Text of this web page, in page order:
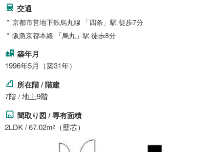
交通
京都市営地下鉄烏丸線 「四条」駅 徒歩7分
阪急京都本線 「烏丸」駅 徒歩8分
築年月
1996年5月（築31年）
所在階 / 階建
7階 / 地上9階
間取り図 / 専有面積
2LDK / 67.02m2 （壁芯）